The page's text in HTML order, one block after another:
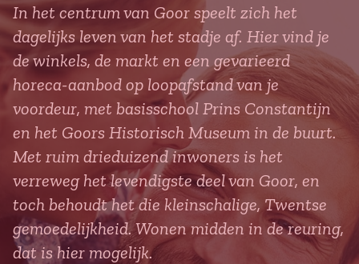
In het centrum van Goor speelt zich het
dagelijks leven van het stadje af. Hier vind je
de winkels, de markt en een gevarieerd
horeca-aanbod op loopafstand van je
voordeur, met basisschool Prins Constantijn
en het Goors Historisch Museum in de buurt.
Met ruim drieduizend inwoners is het
verreweg het levendigste deel van Goor, en
toch behoudt het die kleinschalige, Twentse
gemoedelijkheid. Wonen midden in de reuring,
dat is hier mogelijk.